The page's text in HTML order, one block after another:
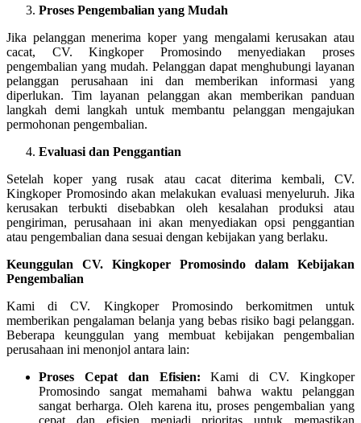
Proses Pengembalian yang Mudah
Jika pelanggan menerima koper yang mengalami kerusakan atau
cacat, CV. Kingkoper Promosindo menyediakan proses
pengembalian yang mudah. Pelanggan dapat menghubungi layanan
pelanggan perusahaan ini dan memberikan informasi yang
diperlukan. Tim layanan pelanggan akan memberikan panduan
langkah demi langkah untuk membantu pelanggan mengajukan
permohonan pengembalian.
Evaluasi dan Penggantian
Setelah koper yang rusak atau cacat diterima kembali, CV.
Kingkoper Promosindo akan melakukan evaluasi menyeluruh. Jika
kerusakan terbukti disebabkan oleh kesalahan produksi atau
pengiriman, perusahaan ini akan menyediakan opsi penggantian
atau pengembalian dana sesuai dengan kebijakan yang berlaku.
Keunggulan CV. Kingkoper Promosindo dalam Kebijakan
Pengembalian
Kami di CV. Kingkoper Promosindo berkomitmen untuk
memberikan pengalaman belanja yang bebas risiko bagi pelanggan.
Beberapa keunggulan yang membuat kebijakan pengembalian
perusahaan ini menonjol antara lain:
Proses Cepat dan Efisien:Kami di CV. Kingkoper
Promosindo sangat memahami bahwa waktu pelanggan
sangat berharga. Oleh karena itu, proses pengembalian yang
cepat dan efisien menjadi prioritas untuk memastikan